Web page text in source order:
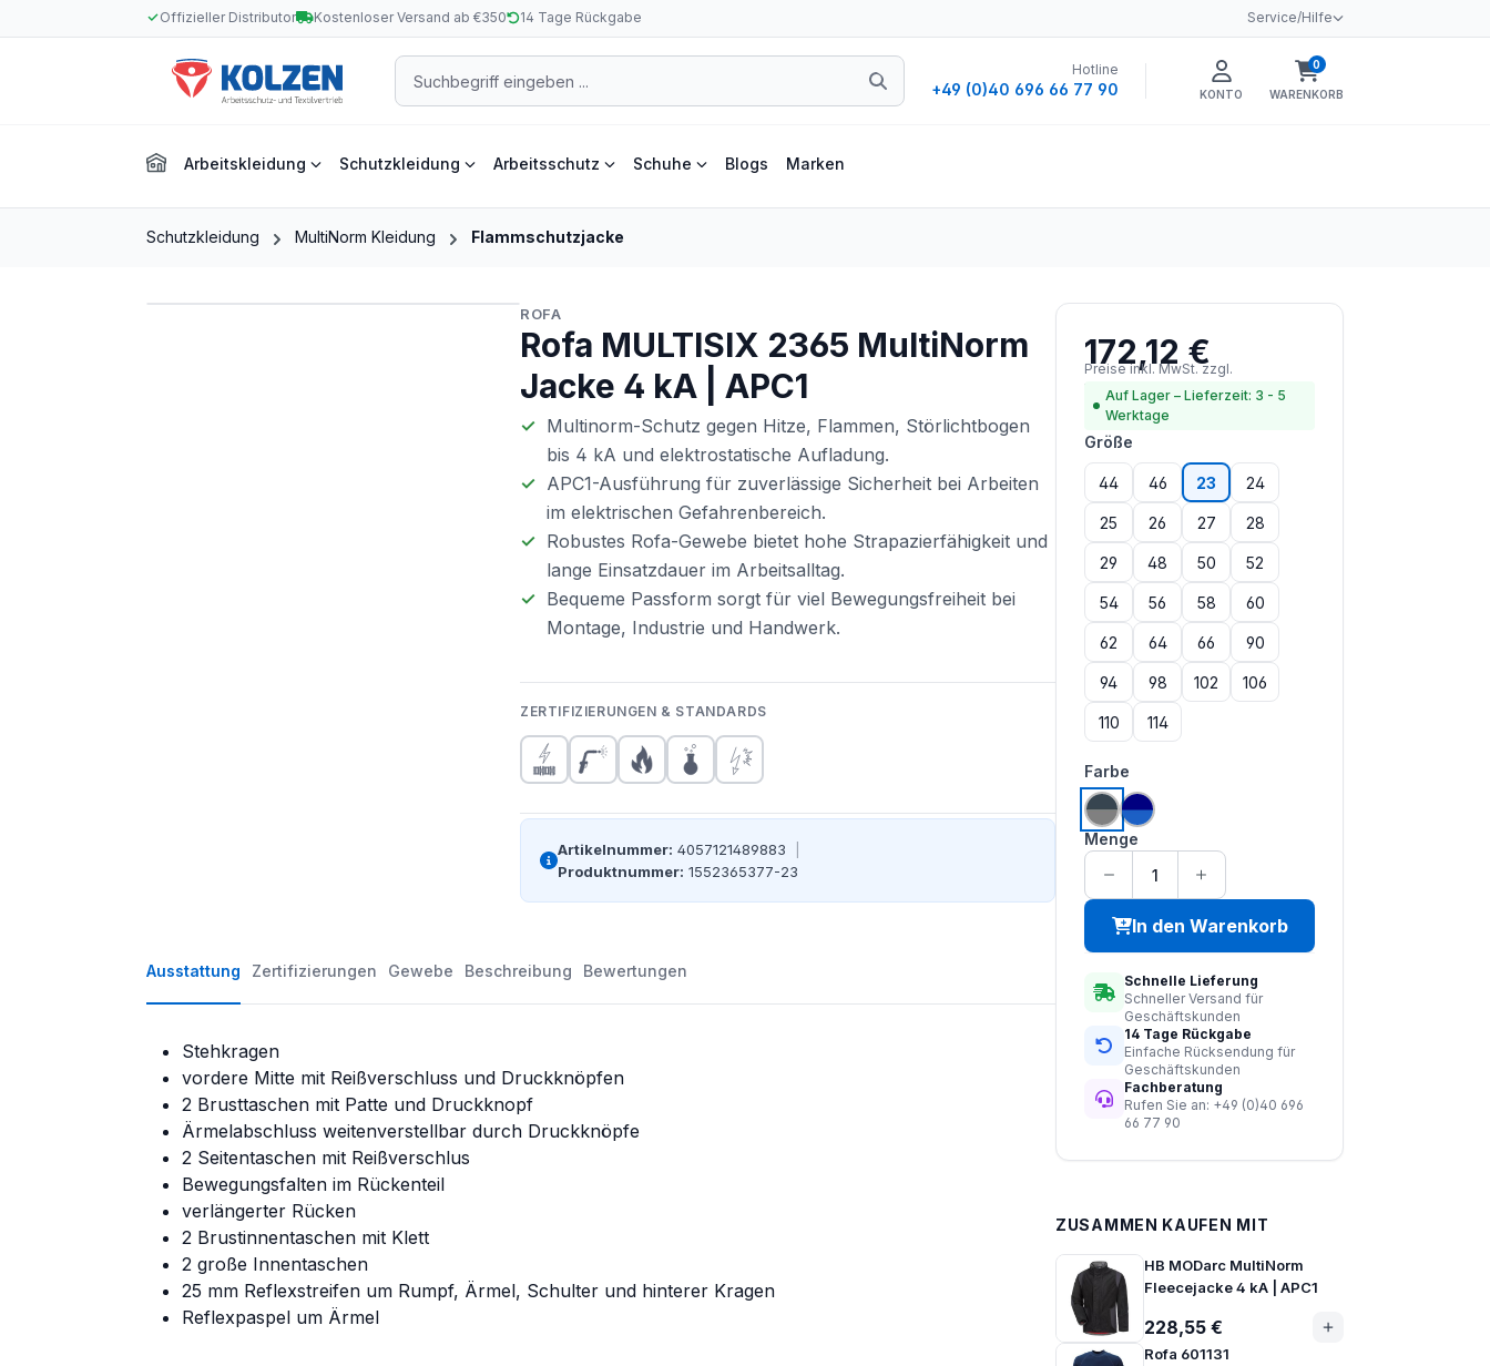
Hauptinhalt springen
Zur Suche springen
Zur Hauptnavigation springen
Offizieller Distributor Kostenloser Versand ab €350 14 Tage Rückgabe Service/Hilfe
Hotline
+49 (0)40 696 66 77 90 KONTO
0
WARENKORB
Warenkorb enthält
Arbeitskleidung Schutzkleidung Arbeitsschutz Schuhe Blogs Marken
Schutzkleidung MultiNorm Kleidung Flammschutzjacke
ROFA
Rofa MULTISIX 2365 MultiNorm
Jacke 4 kA | APC1
Multinorm-Schutz gegen Hitze, Flammen, Störlichtbogen
bis 4 kA und elektrostatische Aufladung.
APC1-Ausführung für zuverlässige Sicherheit bei Arbeiten
im elektrischen Gefahrenbereich.
Robustes Rofa-Gewebe bietet hohe Strapazierfähigkeit und
lange Einsatzdauer im Arbeitsalltag.
Bequeme Passform sorgt für viel Bewegungsfreiheit bei
Montage, Industrie und Handwerk.
ZERTIFIZIERUNGEN & STANDARDS
Artikelnummer: 4057121489883
Produktnummer: 1552365377-23
Ausstattung Zertifizierungen Gewebe Beschreibung Bewertungen
Stehkragen
vordere Mitte mit Reißverschluss und Druckknöpfen
2 Brusttaschen mit Patte und Druckknopf
Ärmelabschluss weitenverstellbar durch Druckknöpfe
2 Seitentaschen mit Reißverschlus
Bewegungsfalten im Rückenteil
verlängerter Rücken
2 Brustinnentaschen mit Klett
2 große Innentaschen
25 mm Reflexstreifen um Rumpf, Ärmel, Schulter und hinterer Kragen
Reflexpaspel um Ärmel
Regulärer Preis:
172,12 €
Preise inkl. MwSt. zzgl.
Versandkosten
Auf Lager – Lieferzeit: 3 - 5
Werktage
Größe
44 46 23 24
25 26 27 28
29 48 50 52
54 56 58 60
62 64 66 90
94 98 102 106
110 114
Farbe
grau | anthrazit
kornblau | marine
Menge
In den Warenkorb
Schnelle Lieferung
Schneller Versand für
Geschäftskunden
14 Tage Rückgabe
Einfache Rücksendung für
Geschäftskunden
Fachberatung
Rufen Sie an: +49 (0)40 696
66 77 90
ZUSAMMEN KAUFEN MIT
HB MODarc MultiNorm
Fleecejacke 4 kA | APC1
228,55 €
Rofa 601131